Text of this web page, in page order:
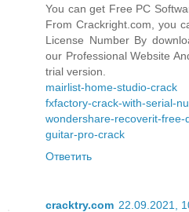
You can get Free PC
From Crackright.com, you
License Number By
our Professional Website
trial version.
mairlist-home-studio-crack
fxfactory-crack-with-serial-
wondershare-recoverit-free-
guitar-pro-crack
Ответить
cracktry.com 22.09.2021,